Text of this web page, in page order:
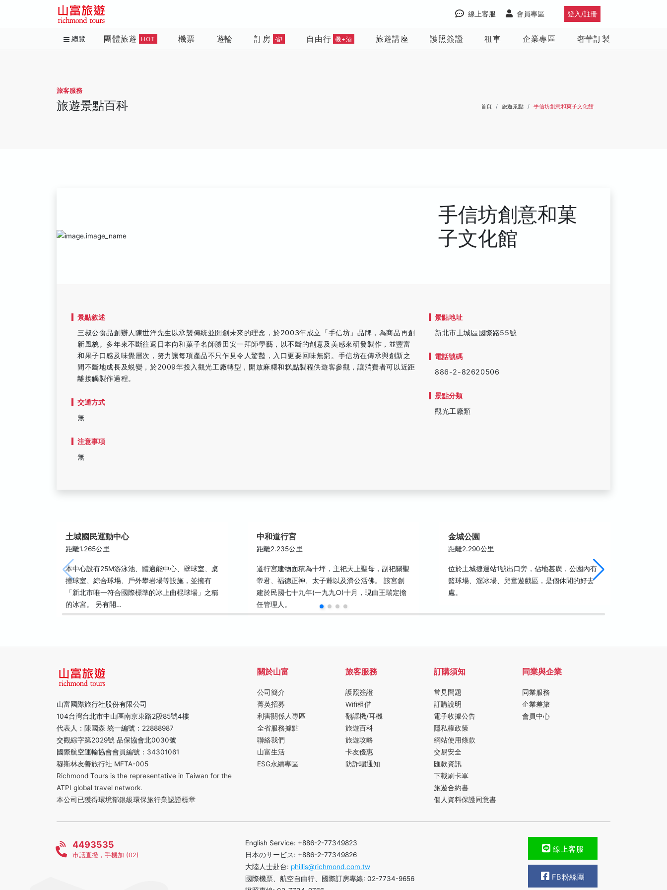
登入/註冊
會員專區
線上客服
總覽 團體旅遊 HOT 機票 遊輪 訂房 省! 自由行 機+酒 旅遊講座 護照簽證 租車 企業專區 奢華訂製
旅客服務
旅遊景點百科 首頁 旅遊景點 手信坊創意和菓子文化館
手信坊創意和菓
子文化館
景點敘述
三叔公食品創辦人陳世洋先生以承襲傳統並開創未來的理念，於2003年成立「手信坊」品牌，為商品再創
新風貌。多年來不斷往返日本向和菓子名師勝田安一拜師學藝，以不斷的創意及美感來研發製作，並豐富
和果子口感及味覺層次，努力讓每項產品不只乍見令人驚豔，入口更要回味無窮。手信坊在傳承與創新之
間不斷地成長及蜕變，於2009年投入觀光工廠轉型，開放麻糬和糕點製程供遊客參觀，讓消費者可以近距
離接觸製作過程。
交通方式
無
注意事項
無
景點地址
新北市土城區國際路55號
電話號碼
886-2-82620506
景點分類
觀光工廠類
土城國民運動中心
距離1.265公里
本中心設有25M游泳池、體適能中心、壁球室、桌
撞球室、綜合球場、戶外攀岩場等設施，並擁有
「新北市唯一符合國際標準的冰上曲棍球場」之稱
的冰宮。 另有開…
中和道行宮
距離2.235公里
道行宮建物面積為十坪，主祀天上聖母，副祀關聖
帝君、福德正神、太子爺以及濟公活佛。 該宮創
建於民國七十九年(一九九○)十月，現由王瑞定擔
任管理人。
金城公園
距離2.290公里
位於土城捷運站1號出口旁，佔地甚廣，公園內有
籃球場、溜冰場、兒童遊戲區，是個休閒的好去
處。
山富國際旅行社股份有限公司
104台灣台北市中山區南京東路2段85號4樓
代表人：陳國森 統一編號：22888987
交觀綜字第2029號 品保協會北0030號
國際航空運輸協會會員編號：34301061
穆斯林友善旅行社 MFTA-005
Richmond Tours is the representative in Taiwan for the
ATPI global travel network.
本公司已獲得環境部銀級環保旅行業認證標章
關於山富
公司簡介
菁英招募
利害關係人專區
全省服務據點
聯絡我們
山富生活
ESG永續專區
旅客服務
護照簽證
Wifi租借
翻譯機/耳機
旅遊百科
旅遊攻略
卡友優惠
防詐騙通知
訂購須知
常見問題
訂購說明
電子收據公告
隱私權政策
網站使用條款
交易安全
匯款資訊
下載刷卡單
旅遊合約書
個人資料保護同意書
同業與企業
同業服務
企業差旅
會員中心
4493535
市話直撥，手機加 (02)
English Service: +886-2-77349823
日本のサービス: +886-2-77349826
大陸人士赴台: phillis@richmond.com.tw
國際機票、航空自由行、國際訂房專線: 02-7734-9656
線上客服
FB粉絲團